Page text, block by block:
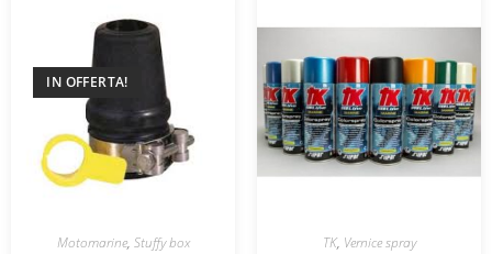
IN OFFERTA!
Motomarine, Stuffy box TK, Vernice spray